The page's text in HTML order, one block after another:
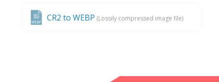
CR2 to WEBP (Lossily compressed image file)